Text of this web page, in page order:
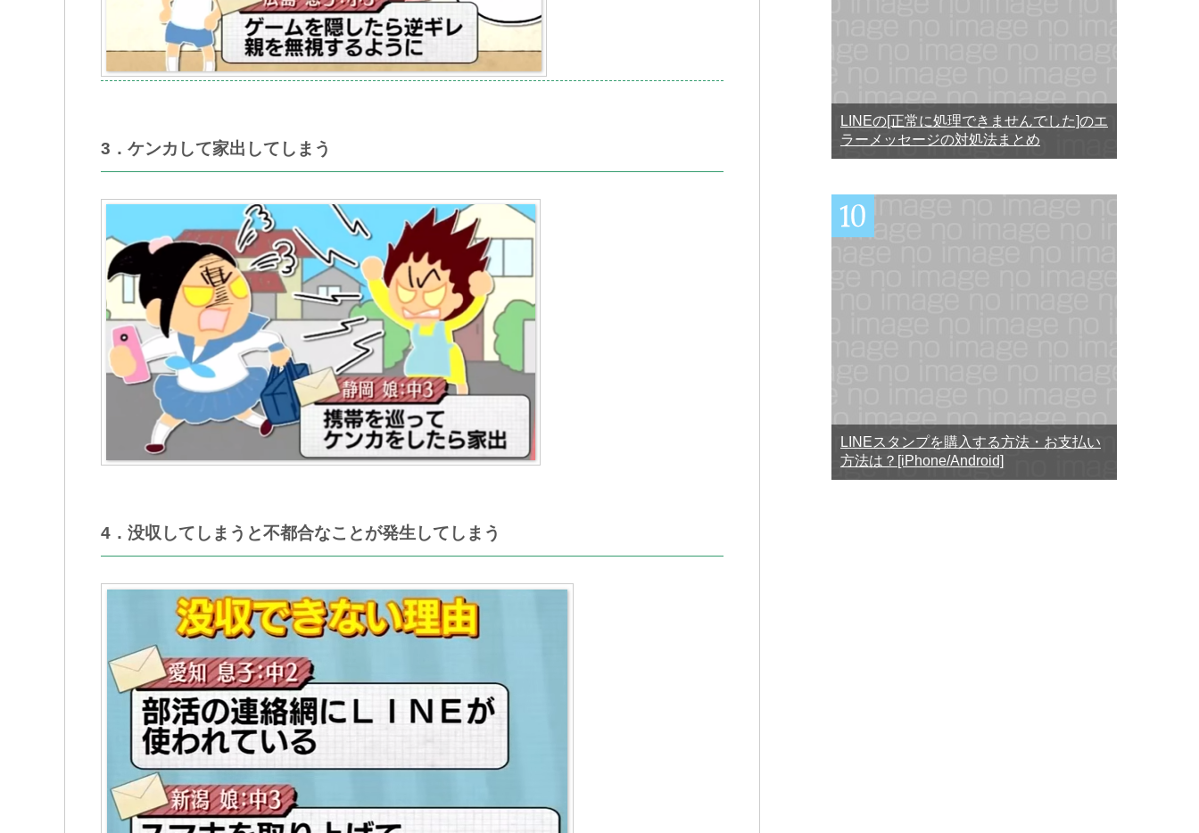
3．ケンカして家出してしまう
4．没収してしまうと不都合なことが発生してしまう
LINEの[正常に処理できませんでした]のエ
ラーメッセージの対処法まとめ
LINEスタンプを購入する方法・お支払い
方法は？[iPhone/Android]